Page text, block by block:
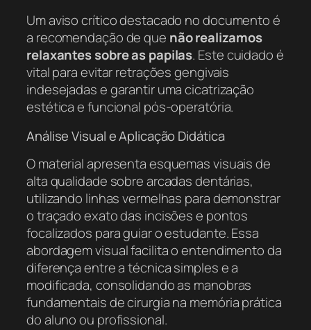
Um aviso crítico destacado no documento é
a recomendação de que não realizamos
relaxantes sobre as papilas. Este cuidado é
vital para evitar retrações gengivais
indesejadas e garantir uma cicatrização
estética e funcional pós-operatória.
Análise Visual e Aplicação Didática
O material apresenta esquemas visuais de
alta qualidade sobre arcadas dentárias,
utilizando linhas vermelhas para demonstrar
o traçado exato das incisões e pontos
focalizados para guiar o estudante. Essa
abordagem visual facilita o entendimento da
diferença entre a técnica simples e a
modificada, consolidando as manobras
fundamentais de cirurgia na memória prática
do aluno ou profissional.